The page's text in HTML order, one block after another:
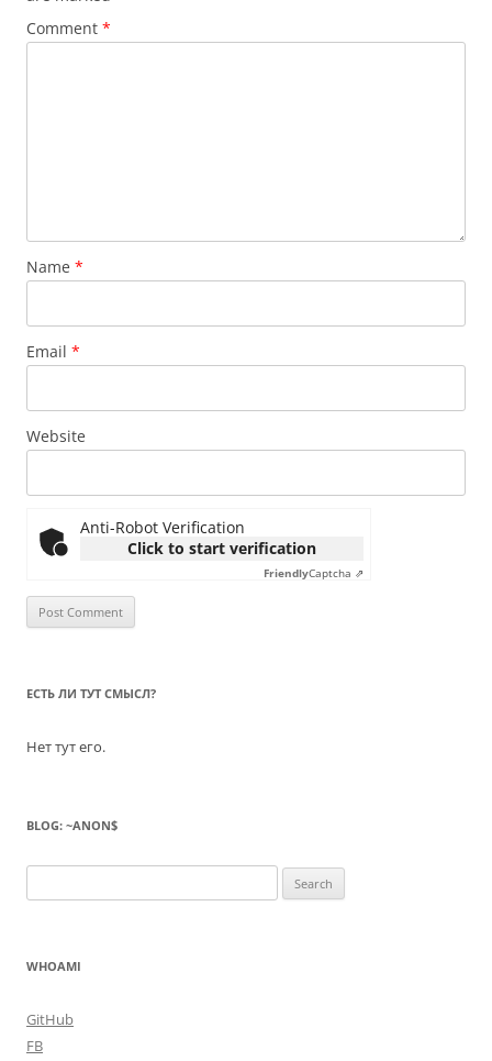
Comment *
Name *
Email *
Website
Anti-Robot Verification
Click to start verification
FriendlyCaptcha ⇗
ЕСТЬ ЛИ ТУТ СМЫСЛ?
Нет тут его.
BLOG: ~ANON$
for:
WHOAMI
GitHub
FB